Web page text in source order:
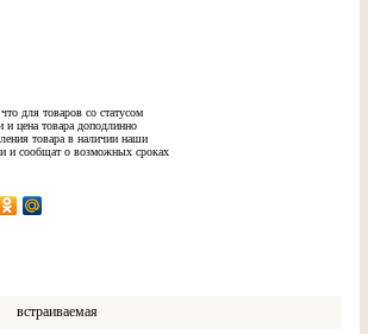
для товаров со статусом
и цена товара доподлинно
товара в наличии наши
и сообщат о возможных сроках
встраиваемая